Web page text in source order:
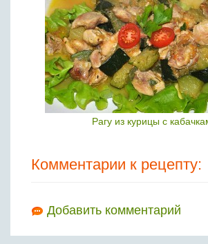
Рагу из курицы с
Комментарии к рецепту:
Добавить комментарий